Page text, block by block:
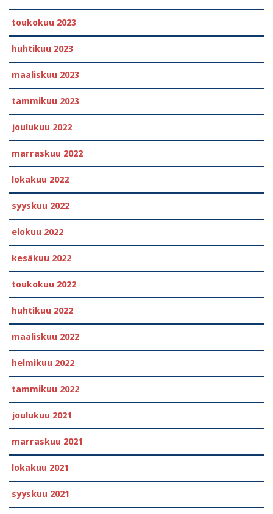
toukokuu 2023
huhtikuu 2023
maaliskuu 2023
tammikuu 2023
joulukuu 2022
marraskuu 2022
lokakuu 2022
syyskuu 2022
elokuu 2022
kesäkuu 2022
toukokuu 2022
huhtikuu 2022
maaliskuu 2022
helmikuu 2022
tammikuu 2022
joulukuu 2021
marraskuu 2021
lokakuu 2021
syyskuu 2021